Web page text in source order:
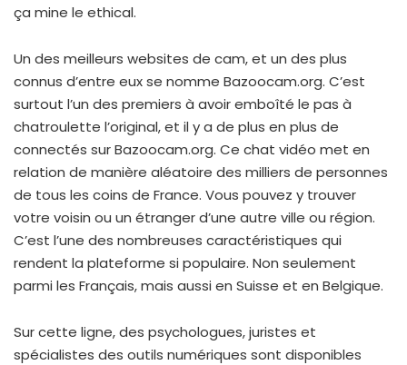
ça mine le ethical.
Un des meilleurs websites de cam, et un des plus
connus d’entre eux se nomme Bazoocam.org. C’est
surtout l’un des premiers à avoir emboîté le pas à
chatroulette l’original, et il y a de plus en plus de
connectés sur Bazoocam.org. Ce chat vidéo met en
relation de manière aléatoire des milliers de personnes
de tous les coins de France. Vous pouvez y trouver
votre voisin ou un étranger d’une autre ville ou région.
C’est l’une des nombreuses caractéristiques qui
rendent la plateforme si populaire. Non seulement
parmi les Français, mais aussi en Suisse et en Belgique.
Sur cette ligne, des psychologues, juristes et
spécialistes des outils numériques sont disponibles